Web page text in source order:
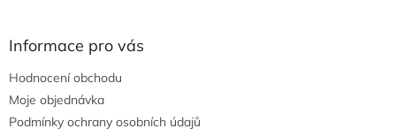
Informace pro vás
Hodnocení obchodu
Moje objednávka
Podmínky ochrany osobních údajů